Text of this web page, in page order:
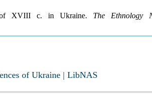
of XVIII c. in Ukraine. The Ethnology
of Ukraine | LibNAS